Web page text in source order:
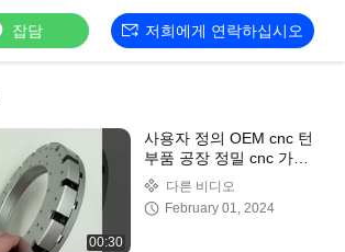
잡담 저희에게 연락하십시오
00:30
사용자 정의 OEM cnc 턴
부품 공장 정밀 cnc 가공
cnc 턴 부품
다른 비디오
February 01, 2024